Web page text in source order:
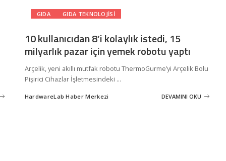
GIDA GIDA TEKNOLOJISI
10 kullanıcıdan 8’i kolaylık istedi, 15
milyarlık pazar için yemek robotu yaptı
Arçelik, yeni akıllı mutfak robotu ThermoGurme’yi Arçelik Bolu
Pişirici Cihazlar İşletmesindeki ...
Posted
HardwareLab Haber Merkezi DEVAMINI OKU